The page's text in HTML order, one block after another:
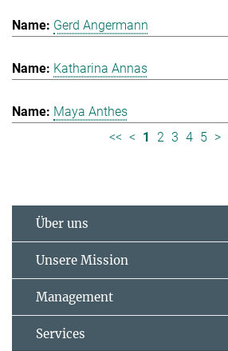
Gerd Angermann
Katharina Annas
Maya Anthes
<< < 1 2 3 4 5 >
Über uns
Unsere Mission
Management
Services